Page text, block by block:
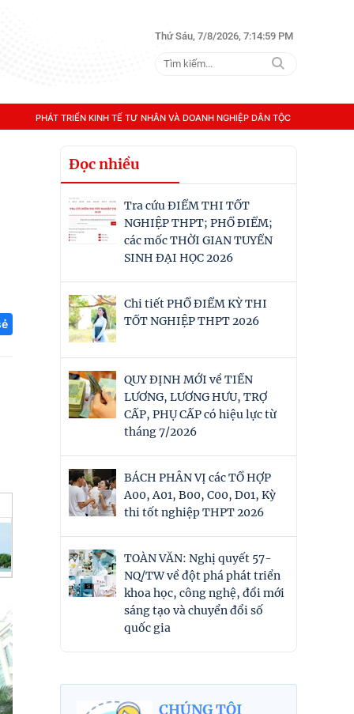
Thứ Sáu, 7/8/2026, 7:15:00 PM
PHÁT TRIỂN KINH TẾ TƯ NHÂN VÀ DOANH NGHIỆP DÂN TỘC
Đọc nhiều
Tra cứu ĐIỂM THI TỐT
NGHIỆP THPT; PHỔ ĐIỂM;
các mốc THỜI GIAN TUYỂN
SINH ĐẠI HỌC 2026
Chi tiết PHỔ ĐIỂM KỲ THI
TỐT NGHIỆP THPT 2026
QUY ĐỊNH MỚI về TIỀN
LƯƠNG, LƯƠNG HƯU, TRỢ
CẤP, PHỤ CẤP có hiệu lực từ
tháng 7/2026
BÁCH PHÂN VỊ các TỔ HỢP
A00, A01, B00, C00, D01, Kỳ
thi tốt nghiệp THPT 2026
TOÀN VĂN: Nghị quyết 57-
NQ/TW về đột phá phát triển
khoa học, công nghệ, đổi mới
sáng tạo và chuyển đổi số
quốc gia
CHÚNG TÔI